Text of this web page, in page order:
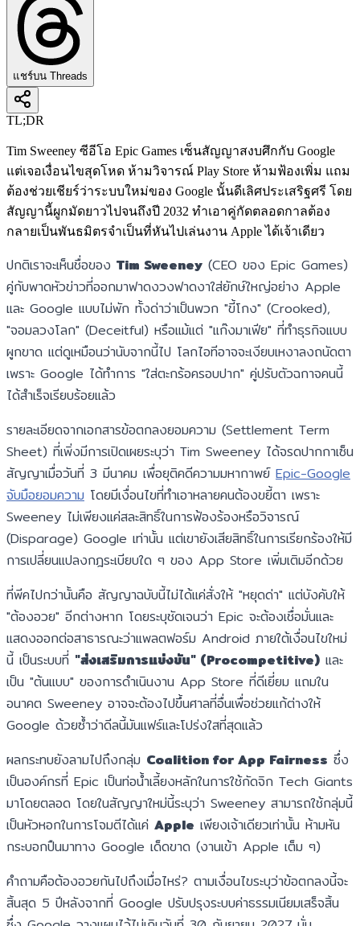
แชร์บน Threads
TL;DR
Tim Sweeney ซีอีโอ Epic Games เซ็นสัญญาสงบศึกกับ Google
แต่เจอเงื่อนไขสุดโหด ห้ามวิจารณ์ Play Store ห้ามฟ้องเพิ่ม แถม
ต้องช่วยเชียร์ว่าระบบใหม่ของ Google นั้นดีเลิศประเสริฐศรี โดย
สัญญานี้ผูกมัดยาวไปจนถึงปี 2032 ทำเอาคู่กัดตลอดกาลต้อง
กลายเป็นพันธมิตรจำเป็นที่หันไปเล่นงาน Apple ได้เจ้าเดียว
ปกติเราจะเห็นชื่อของ Tim Sweeney (CEO ของ Epic Games)
คู่กับพาดหัวข่าวที่ออกมาฟาดงวงฟาดงาใส่ยักษ์ใหญ่อย่าง Apple
และ Google แบบไม่พัก ทั้งด่าว่าเป็นพวก "ขี้โกง" (Crooked),
"จอมลวงโลก" (Deceitful) หรือแม้แต่ "แก๊งมาเฟีย" ที่ทำธุรกิจแบบ
ผูกขาด แต่ดูเหมือนว่านับจากนี้ไป โลกไอทีอาจจะเงียบเหงาลงถนัดตา
เพราะ Google ได้ทำการ "ใส่ตะกร้อครอบปาก" คู่ปรับตัวฉกาจคนนี้
ได้สำเร็จเรียบร้อยแล้ว
รายละเอียดจากเอกสารข้อตกลงยอมความ (Settlement Term
Sheet) ที่เพิ่งมีการเปิดเผยระบุว่า Tim Sweeney ได้จรดปากกาเซ็น
สัญญาเมื่อวันที่ 3 มีนาคม เพื่อยุติคดีความมหากาพย์ Epic-Google
จับมือยอมความ โดยมีเงื่อนไขที่ทำเอาหลายคนต้องขยี้ตา เพราะ
Sweeney ไม่เพียงแค่สละสิทธิ์ในการฟ้องร้องหรือวิจารณ์
(Disparage) Google เท่านั้น แต่เขายังเสียสิทธิ์ในการเรียกร้องให้มี
การเปลี่ยนแปลงกฎระเบียบใด ๆ ของ App Store เพิ่มเติมอีกด้วย
ที่พีคไปกว่านั้นคือ สัญญาฉบับนี้ไม่ได้แค่สั่งให้ "หยุดด่า" แต่บังคับให้
"ต้องอวย" อีกต่างหาก โดยระบุชัดเจนว่า Epic จะต้องเชื่อมั่นและ
แสดงออกต่อสาธารณะว่าแพลตฟอร์ม Android ภายใต้เงื่อนไขใหม่
นี้ เป็นระบบที่ "ส่งเสริมการแข่งขัน" (Procompetitive) และ
เป็น "ต้นแบบ" ของการดำเนินงาน App Store ที่ดีเยี่ยม แถมใน
อนาคต Sweeney อาจจะต้องไปขึ้นศาลที่อื่นเพื่อช่วยแก้ต่างให้
Google ด้วยซ้ำว่าดีลนี้มันแฟร์และโปร่งใสที่สุดแล้ว
ผลกระทบยังลามไปถึงกลุ่ม Coalition for App Fairness ซึ่ง
เป็นองค์กรที่ Epic เป็นท่อน้ำเลี้ยงหลักในการใช้กัดจิก Tech Giants
มาโดยตลอด โดยในสัญญาใหม่นี้ระบุว่า Sweeney สามารถใช้กลุ่มนี้
เป็นหัวหอกในการโจมตีได้แค่ Apple เพียงเจ้าเดียวเท่านั้น ห้ามหัน
กระบอกปืนมาทาง Google เด็ดขาด (งานเข้า Apple เต็ม ๆ)
คำถามคือต้องอวยกันไปถึงเมื่อไหร่? ตามเงื่อนไขระบุว่าข้อตกลงนี้จะ
สิ้นสุด 5 ปีหลังจากที่ Google ปรับปรุงระบบค่าธรรมเนียมเสร็จสิ้น